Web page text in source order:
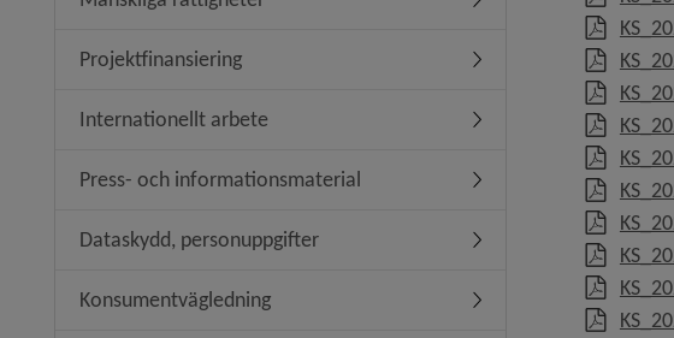
Undermeny för Mänskliga
Projektfinansiering Undermeny för
Internationellt arbete Undermeny för
Press- och informationsmaterial Undermeny för Press- och
Dataskydd, personuppgifter Undermeny för Dataskydd,
Konsumentvägledning Undermeny för